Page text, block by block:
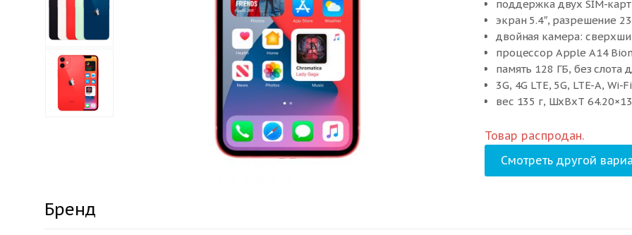
поддержка двух SIM-карт
экран 5.4″, разрешение
двойная камера:
процессор Apple A14
память 128 ГБ, без слота
3G, 4G LTE, 5G, LTE-A,
вес 135 г, ШxВxТ
Товар распродан.
Смотреть другой
Бренд